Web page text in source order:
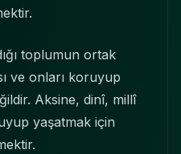
toplumun ortak
ve onları koruyup
Aksine, dinî, millî
yaşatmak için